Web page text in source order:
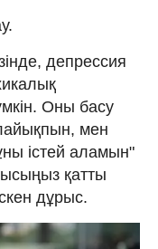
депрессия
Оны басу
мен
істей аламын"
қатты
дұрыс.